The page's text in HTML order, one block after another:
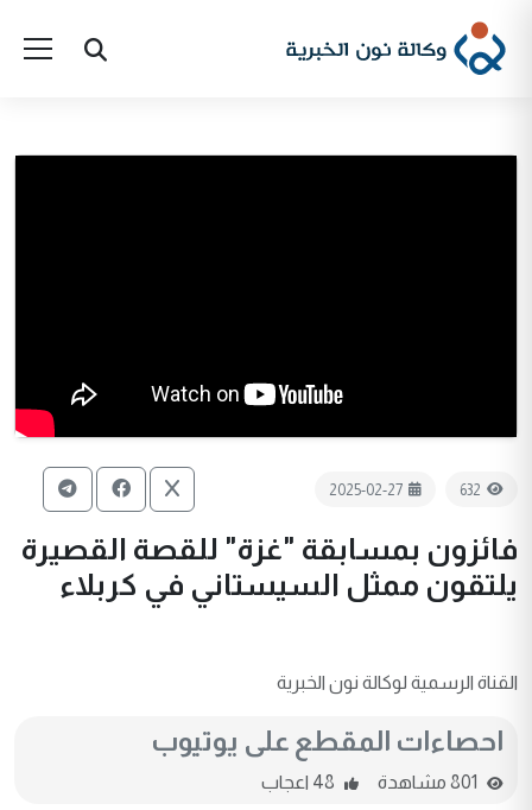
632
2025-02-27
فائزون بمسابقة "غزة" للقصة القصيرة
يلتقون ممثل السيستاني في كربلاء
القناة الرسمية لوكالة نون الخبرية
احصاءات المقطع على يوتيوب